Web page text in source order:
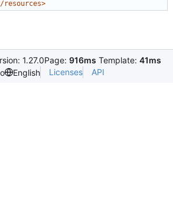
resources>
1.27.0Page: 916ms Template: 41ms
English Licenses API